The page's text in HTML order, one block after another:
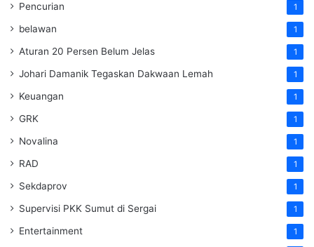
Pencurian 1
belawan 1
Aturan 20 Persen Belum Jelas 1
Johari Damanik Tegaskan Dakwaan Lemah 1
Keuangan 1
GRK 1
Novalina 1
RAD 1
Sekdaprov 1
Supervisi PKK Sumut di Sergai 1
Entertainment 1